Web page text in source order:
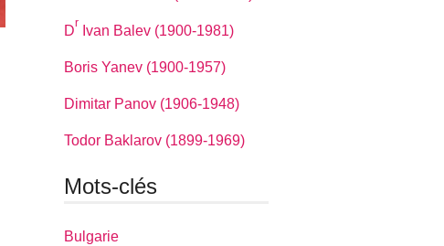
D
r
Ivan Balev (1900-1981)
Boris Yanev (1900-1957)
Dimitar Panov (1906-1948)
Todor Baklarov (1899-1969)
Mots-clés
Bulgarie